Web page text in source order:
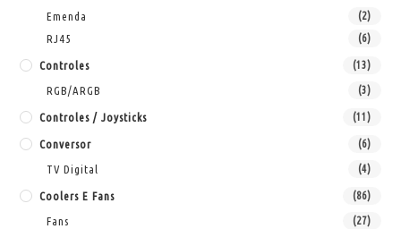
Emenda (2)
RJ45 (6)
Controles (13)
RGB/ARGB (3)
Controles / Joysticks (11)
Conversor (6)
TV Digital (4)
Coolers E Fans (86)
Fans (27)